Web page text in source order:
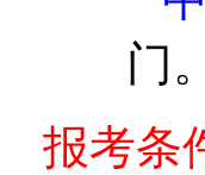
门。
报考条